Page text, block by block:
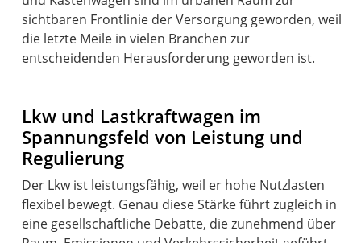
sichtbaren Frontlinie der Versorgung geworden, weil
die letzte Meile in vielen Branchen zur
entscheidenden Herausforderung geworden ist.
Lkw und Lastkraftwagen im
Spannungsfeld von Leistung und
Regulierung
Der Lkw ist leistungsfähig, weil er hohe Nutzlasten
flexibel bewegt. Genau diese Stärke führt zugleich in
eine gesellschaftliche Debatte, die zunehmend über